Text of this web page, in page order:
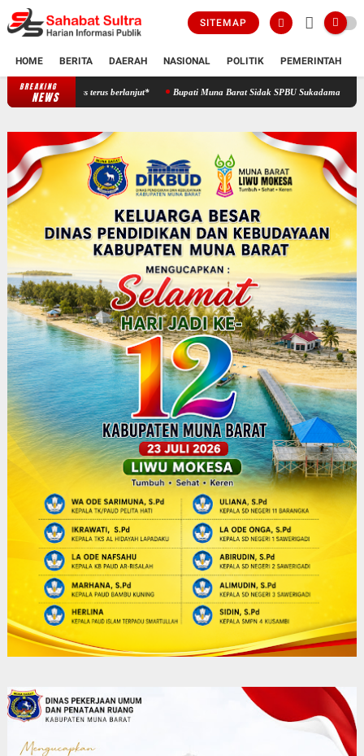
SITEMAP
HOME BERITA DAERAH NASIONAL POLITIK PEMERINTAH
BREAKING
NEWS
terus berlanjut* Bupati Muna Barat Sidak SPBU Sukadamai, Soroti Antrean